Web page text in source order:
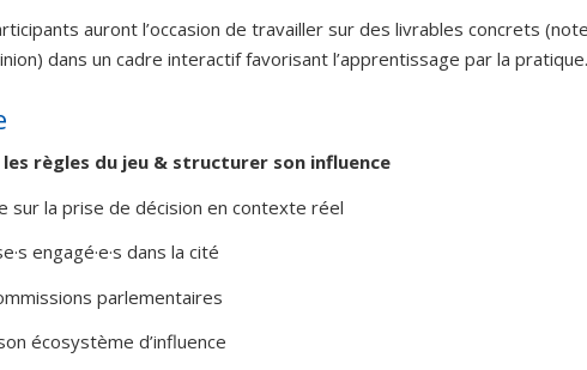
auront l’occasion de travailler sur des livrables concrets
dans un cadre interactif favorisant l’apprentissage par la pratique.
les règles du jeu & structurer son influence
sur la prise de décision en contexte réel
engagé·e·s dans la cité
parlementaires
écosystème d’influence